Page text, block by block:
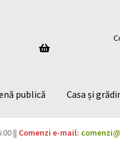
publică Casa și
|| Comenzi e-mail: